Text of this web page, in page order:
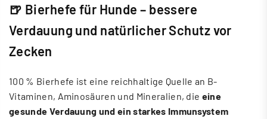
🍺 Bierhefe für Hunde – bessere
Verdauung und natürlicher Schutz vor
Zecken
100 % Bierhefe ist eine reichhaltige Quelle an B-
Vitaminen, Aminosäuren und Mineralien, die eine
gesunde Verdauung und ein starkes Immunsystem